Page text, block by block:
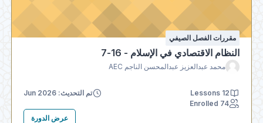
مقررات الفصل الصيفي
النظام الاقتصادي في الإسلام - 16-7
محمد عبدالعزيز عبدالمحسن الناجم AEC
12 Lessons
تم التحديث: Jun 2026
74 Enrolled
عرض الدورة